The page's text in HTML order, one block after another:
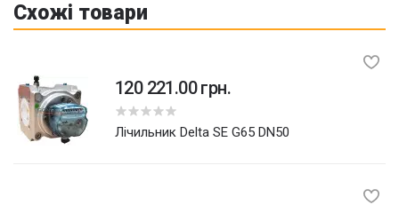
Схожі товари
120 221.00 грн.
лічильник Delta SE G65 DN50